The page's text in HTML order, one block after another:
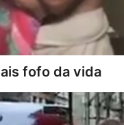
fofo da vida